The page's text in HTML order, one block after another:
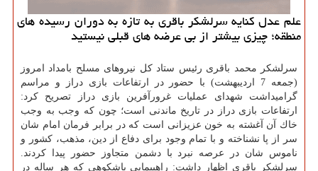
علم عدل كنایه سرلشكر باقری به تازه به دوران رسیده های
منطقه؛ چیزی بیشتر از بی عرضه های قبلی نیستید
سرلشكر محمد باقری رئیس ستاد كل نیروهای مسلح بامداد امروز
(جمعه 7 اردیبهشت) با حضور در ارتفاعات بازی دراز و مراسم
گرامیداشت شهدای عملیات غرورآفرین بازی دراز تصریح كرد:
ارتفاعات بازی دراز در تاریخ ماندنی است؛ چون كه وجب به وجب
خاك آن آغشته به خون عزیزانی است كه در برابر فرمان امام شان
سر از پا نشناخته و با تمام وجود برای دفاع از دین، مذهب، كشور و
ناموس شان در عرصه نبرد با دشمن متجاوز حضور پیدا كردند.
سرلشكر باقری اظهار داشت: راهپیمایی باشكوهی كه هر ساله در